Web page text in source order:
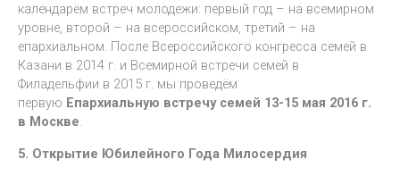
календарём встреч молодежи: первый год – на всемирном
уровне, второй – на всероссийском, третий – на
епархиальном. После Всероссийского конгресса семей в
Казани в 2014 г. и Всемирной встречи семей в
Филадельфии в 2015 г. мы проведём
первую Епархиальную встречу семей 13-15 мая 2016 г.
в Москве.
5. Открытие Юбилейного Года Милосердия